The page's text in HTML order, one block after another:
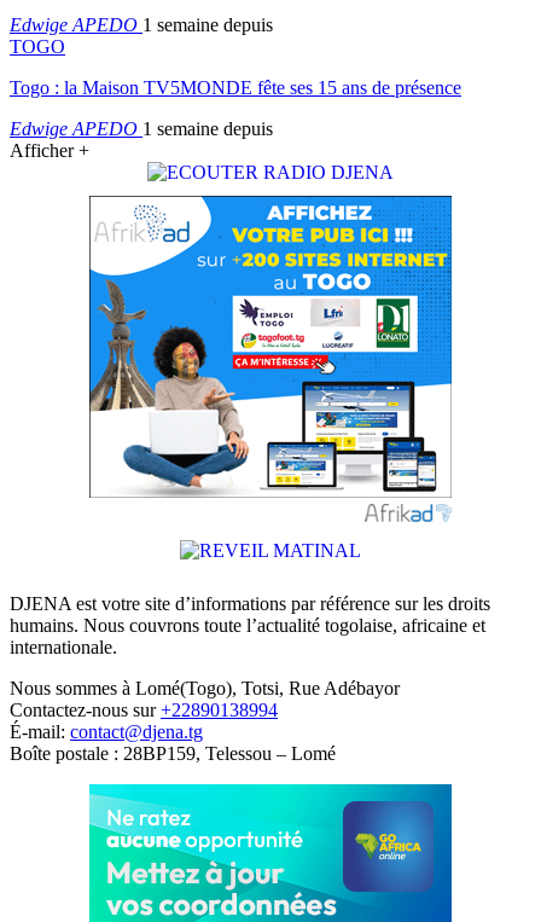
Edwige APEDO 1 semaine depuis
TOGO
Togo : la Maison TV5MONDE fête ses 15 ans de présence
Edwige APEDO 1 semaine depuis
Afficher +
DJENA est votre site d’informations par référence sur les droits
humains. Nous couvrons toute l’actualité togolaise, africaine et
internationale.
Nous sommes à Lomé(Togo), Totsi, Rue Adébayor
Contactez-nous sur+22890138994
É-mail: contact@djena.tg
Boîte postale : 28BP159, Telessou – Lomé